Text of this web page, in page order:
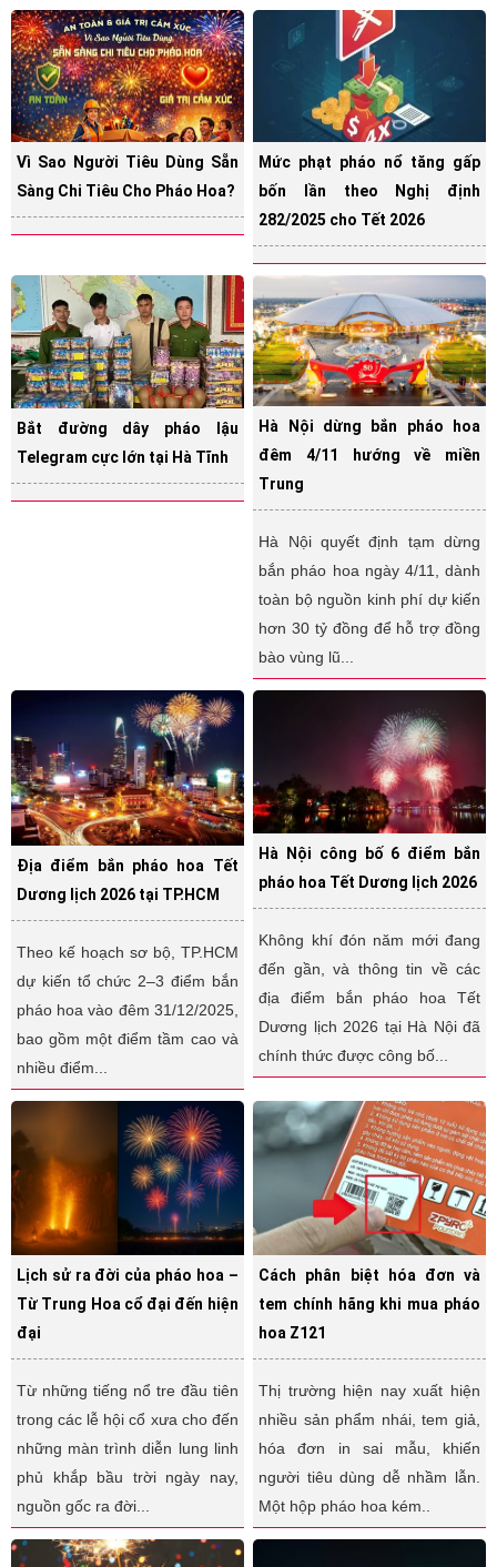
Vì Sao Người Tiêu Dùng Sẵn
Sàng Chi Tiêu Cho Pháo Hoa?
Mức phạt pháo nổ tăng gấp
bốn lần theo Nghị định
282/2025 cho Tết 2026
Bắt đường dây pháo lậu
Telegram cực lớn tại Hà Tĩnh
Hà Nội dừng bắn pháo hoa
đêm 4/11 hướng về miền
Trung
Hà Nội quyết định tạm dừng
bắn pháo hoa ngày 4/11, dành
toàn bộ nguồn kinh phí dự kiến
hơn 30 tỷ đồng để hỗ trợ đồng
bào vùng lũ...
Địa điểm bắn pháo hoa Tết
Dương lịch 2026 tại TP.HCM
Theo kế hoạch sơ bộ, TP.HCM
dự kiến tổ chức 2–3 điểm bắn
pháo hoa vào đêm 31/12/2025,
bao gồm một điểm tầm cao và
nhiều điểm...
Hà Nội công bố 6 điểm bắn
pháo hoa Tết Dương lịch 2026
Không khí đón năm mới đang
đến gần, và thông tin về các
địa điểm bắn pháo hoa Tết
Dương lịch 2026 tại Hà Nội đã
chính thức được công bố...
Lịch sử ra đời của pháo hoa –
Từ Trung Hoa cổ đại đến hiện
đại
Từ những tiếng nổ tre đầu tiên
trong các lễ hội cổ xưa cho đến
những màn trình diễn lung linh
phủ khắp bầu trời ngày nay,
nguồn gốc ra đời...
Cách phân biệt hóa đơn và
tem chính hãng khi mua pháo
hoa Z121
Thị trường hiện nay xuất hiện
nhiều sản phẩm nhái, tem giả,
hóa đơn in sai mẫu, khiến
người tiêu dùng dễ nhầm lẫn.
Một hộp pháo hoa kém..